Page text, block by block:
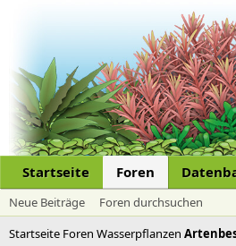
Startseite Foren
Neue Beiträge
Foren durchsuchen
Startseite Foren Wasserpflanzen